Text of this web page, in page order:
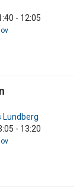
- 12:05
Lundberg
- 13:20